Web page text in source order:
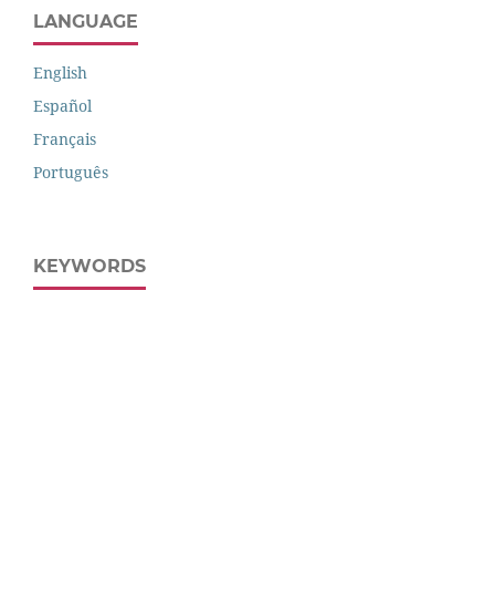
LANGUAGE
English
Español
Français
Português
KEYWORDS